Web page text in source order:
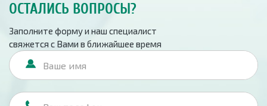
ОСТАЛИСЬ ВОПРОСЫ?
Заполните форму и наш специалист
свяжется с Вами в ближайшее время